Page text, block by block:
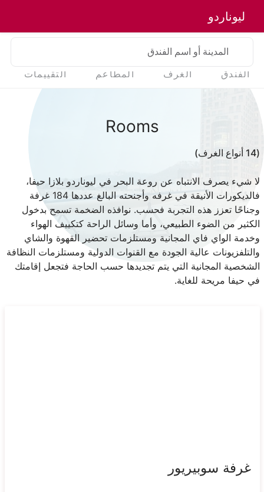
ليوناردو
المدينة أو اسم الفندق
الفندق الغرف المطاعم التقييمات
Rooms
(14 أنواع الغرف)
لا شيء يصرف الانتباه عن روعة البحر في ليوناردو بلازا حيفا،
فالديكورات الأنيقة في غرفه وأجنحته البالغ عددها 184 غرفة
وجناحًا تعزز هذه التجربة فحسب. نوافذه الضخمة تسمح بدخول
الكثير من الضوء الطبيعي، وأما وسائل الراحة كتكييف الهواء
وخدمة الواي فاي المجانية ومستلزمات تحضير القهوة والشاي
والتلفزيونات عالية الجودة مع القنوات الدولية ومستلزمات النظافة
الشخصية المجانية التي يتم تجديدها حسب الحاجة فتجعل إقامتك
في حيفا مريحة للغاية.
غرفة سوبيريور